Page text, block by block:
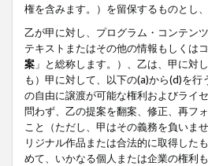
権を含みます。）を留保するものとし
乙が甲に対し、プログラム・コンテン
テキストまたはその他の情報もしくは
案 」と総称します。）、乙は、甲に対
も）甲に対して、以下の(a)から(d)を
の自由に譲渡が可能な権利およびライ
問わず、乙の提案を翻案、修正、再フ
こと（ただし、甲はその義務を負いま
リジナル作品または合法的に取得した
めて、いかなる個人または企業の権利